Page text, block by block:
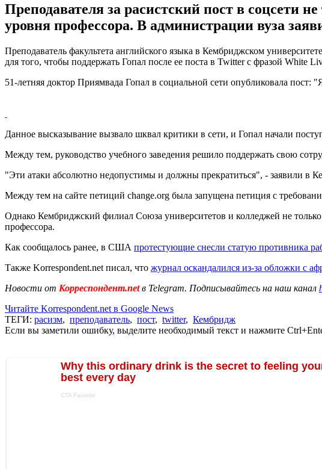
Преподавателя за расистский пост в соцсети
уровня профессора. В администрации вуза
Преподаватель факультета английского языка в Кембриджском
для того, чтобы поддержать Гопал после ее поста в Twitter с фразой
51-летняя доктор Приямвада Гопал в социальной сети опубликовала
Данное высказывание вызвало шквал критики в сети, и Гопал начали
Между тем, руководство учебного заведения решило поддержать свою
"Эти атаки абсолютно недопустимы и должны прекратиться", - заявили в
Между тем на сайте петиций change.org была запущена петиция с
Однако Кембриджский филиал Союза университетов и колледжей не
профессора.
Как сообщалось ранее, в США протестующие снесли статую противника
Также Korrespondent.net писал, что журнал оскандалился из-за обложки с
Новости от Корреспондент.netв Telegram. Подписывайтесь на наш канал
Читайте Korrespondent.net в Google News
ТЕГИ: расизм, преподаватель, пост, twitter, Кембридж
Если вы заметили ошибку, выделите необходимый текст и нажмите